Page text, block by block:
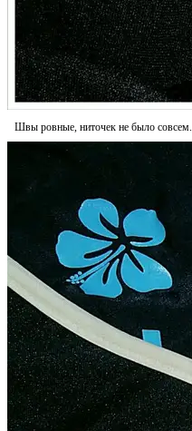
Швы ровные, ниточек не было совсем.